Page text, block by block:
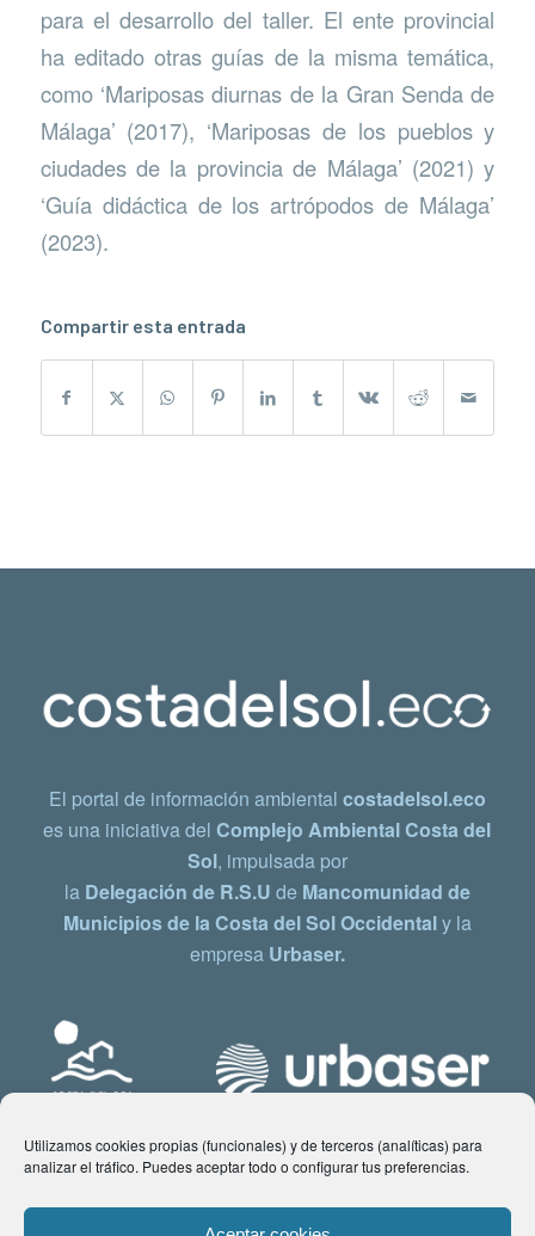
Utilizamos cookies propias (funcionales) y de terceros (analíticas) para
analizar el tráfico. Puedes aceptar todo o configurar tus preferencias.
para el desarrollo del taller. El ente provincial
ha editado otras guías de la misma temática,
como ‘Mariposas diurnas de la Gran Senda de
Málaga’ (2017), ‘Mariposas de los pueblos y
ciudades de la provincia de Málaga’ (2021) y
‘Guía didáctica de los artrópodos de Málaga’
(2023).
Compartir esta entrada
El portal de información ambiental costadelsol.eco
es una iniciativa delComplejo Ambiental Costa del
Sol, impulsada por
la Delegación de R.S.U de Mancomunidad de
Municipios de la Costa del Sol Occidentaly la
empresa Urbaser.